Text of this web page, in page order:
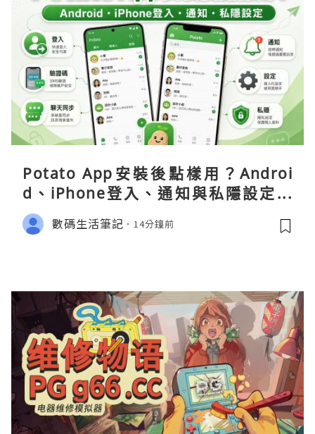
Potato App安裝後點樣用？Androi
d、iPhone登入、通知與私隱設定完
整指南
數碼生活筆記 14分鐘前